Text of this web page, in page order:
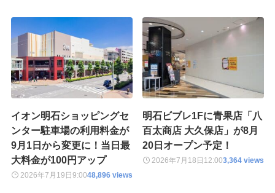
イオン明石ショッピングセ
ンター駐車場の利用料金が
9月1日から変更に！当日最
大料金が100円アップ
2026年7月19日 9:0048,896 views
明石ビブレ1Fに青果店「八
百太商店 大久保店」が8月
20日オープン予定！
2026年7月18日 12:003,364 views